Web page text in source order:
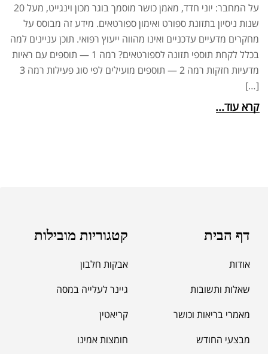
על המחבר: יוני חדד, מאמן כושר מוסמך בוגר מכון וינגייט, מעל 20
שנות ניסיון בתזונת ספורט ואימון ספורטאים. מידע זה מבוסס על
מחקרים מדעיים עדכניים ואינו מהווה ייעוץ רפואי. תוכן עניינים למה
בכלל לקחת תוספי תזונה לספורטאים? רמה 1 — תוספים עם ראיות
מדעיות חזקות רמה 2 — תוספים מועילים לפי סוג פעילות רמה 3
[…]
קרא עוד...
דף הבית
אודות
שאלות ותשובות
מאמרי בריאות וכושר
מבצעי החודש
קטגוריות מובילות
אבקות חלבון
גיינר לעלייה במסה
קריאטין
חומצות אמינו